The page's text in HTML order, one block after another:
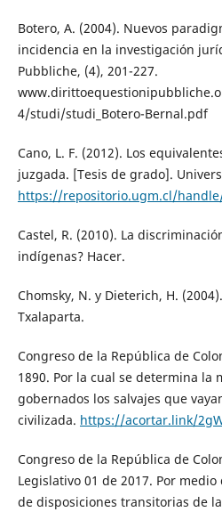
Botero, A. (2004). Nuevos
incidencia en la investigación
Pubbliche, (4), 201-227.
4/studi/studi_Botero-Bernal.pdf
Cano, L. F. (2012). Los
juzgada. [Tesis de grado].
https://repositorio.ugm.cl/
Castel, R. (2010). La
indígenas? Hacer.
Chomsky, N. y Dieterich, H.
Txalaparta.
Congreso de la República de
1890. Por la cual se determina la
gobernados los salvajes que
civilizada. https://acortar.link/
Congreso de la República de
Legislativo 01 de 2017. Por
de disposiciones transitorias de